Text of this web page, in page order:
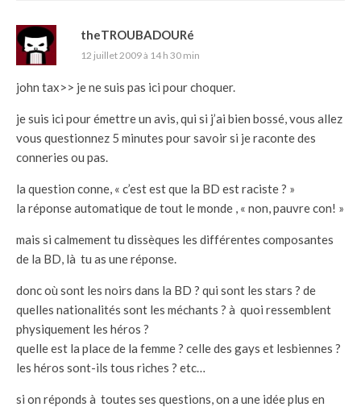
theTROUBADOURé
12 juillet 2009 à 14 h 30 min
john tax>> je ne suis pas ici pour choquer.
je suis ici pour émettre un avis, qui si j’ai bien bossé, vous allez
vous questionnez 5 minutes pour savoir si je raconte des
conneries ou pas.
la question conne, « c’est est que la BD est raciste ? »
la réponse automatique de tout le monde , « non, pauvre con! »
mais si calmement tu dissèques les différentes composantes
de la BD, là tu as une réponse.
donc où sont les noirs dans la BD ? qui sont les stars ? de
quelles nationalités sont les méchants ? à quoi ressemblent
physiquement les héros ?
quelle est la place de la femme ? celle des gays et lesbiennes ?
les héros sont-ils tous riches ? etc…
si on réponds à toutes ses questions, on a une idée plus en